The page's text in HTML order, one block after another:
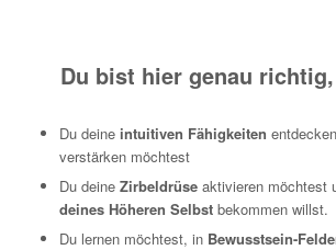
Du bist hier genau
Du deine intuitiven Fähigkeiten
verstärken möchtest
Du deine Zirbeldrüseaktivieren möchtest
deines Höheren Selbstbekommen willst.
Du lernen möchtest, in Bewusstsein-